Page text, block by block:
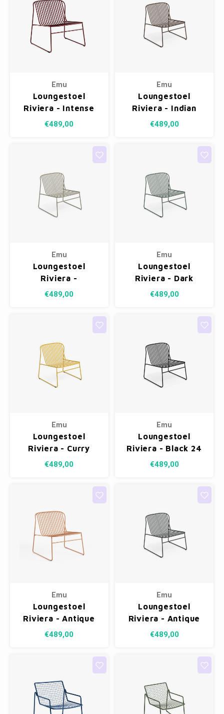
Emu
Loungestoel
Riviera - Intense
Red 46
€489,00
Emu
Loungestoel
Riviera - Indian
Brown 41
€489,00
Emu
Loungestoel
Riviera -
Grey/Green 37
€489,00
Emu
Loungestoel
Riviera - Dark
Green 75
€489,00
Emu
Loungestoel
Riviera - Curry
Yellow 62
€489,00
Emu
Loungestoel
Riviera - Black 24
€489,00
Emu
Loungestoel
Riviera - Antique
Pink 13
€489,00
Emu
Loungestoel
Riviera - Antique
Iron 22
€489,00